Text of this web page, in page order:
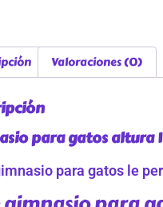
Valoraciones (0)
para gatos altura
para gatos le